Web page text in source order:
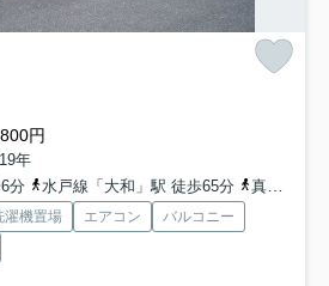
円
年
分
水戸線「大和」駅 徒歩65分 真岡鉄道「下館二高前」駅 徒歩89分
濯機置場 エアコン
バルコニー